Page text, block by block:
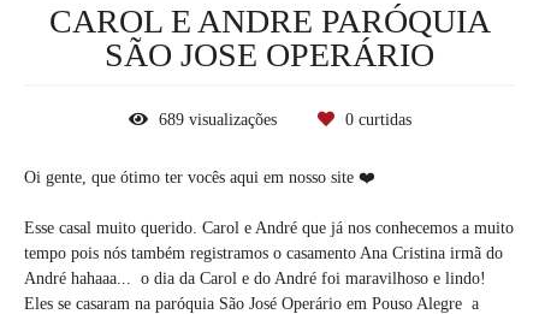
CAROL E ANDRE PARÓQUIA
SÃO JOSE OPERÁRIO
689visualizações 0curtidas
Oi gente, que ótimo ter vocês aqui em nosso site ❤️
Esse casal muito querido. Carol e André que já nos conhecemos a muito
tempo pois nós também registramos o casamento Ana Cristina irmã do
André hahaaa... o dia da Carol e do André foi maravilhoso e lindo!
Eles se casaram na paróquia São José Operário em Pouso Alegre a